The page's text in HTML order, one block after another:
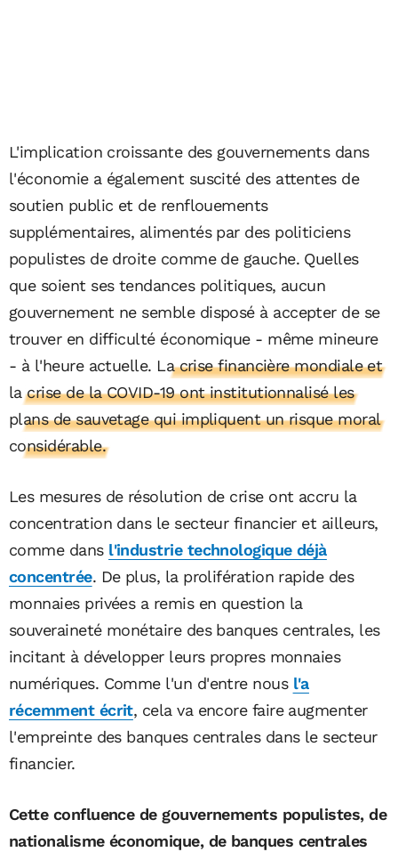
L'implication croissante des gouvernements dans
l'économie a également suscité des attentes de
soutien public et de renflouements
supplémentaires, alimentés par des politiciens
populistes de droite comme de gauche. Quelles
que soient ses tendances politiques, aucun
gouvernement ne semble disposé à accepter de se
trouver en difficulté économique - même mineure
- à l'heure actuelle. La crise financière mondiale et
la crise de la COVID-19 ont institutionnalisé les
plans de sauvetage qui impliquent un risque moral
considérable.
Les mesures de résolution de crise ont accru la
concentration dans le secteur financier et ailleurs,
comme dans l'industrie technologique déjà
concentrée. De plus, la prolifération rapide des
monnaies privées a remis en question la
souveraineté monétaire des banques centrales, les
incitant à développer leurs propres monnaies
numériques. Comme l'un d'entre nous l'a
récemment écrit, cela va encore faire augmenter
l'empreinte des banques centrales dans le secteur
financier.
Cette confluence de gouvernements populistes, de
nationalisme économique, de banques centrales